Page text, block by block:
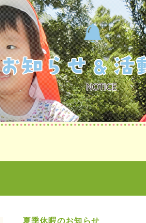
夏季休暇のお知らせ